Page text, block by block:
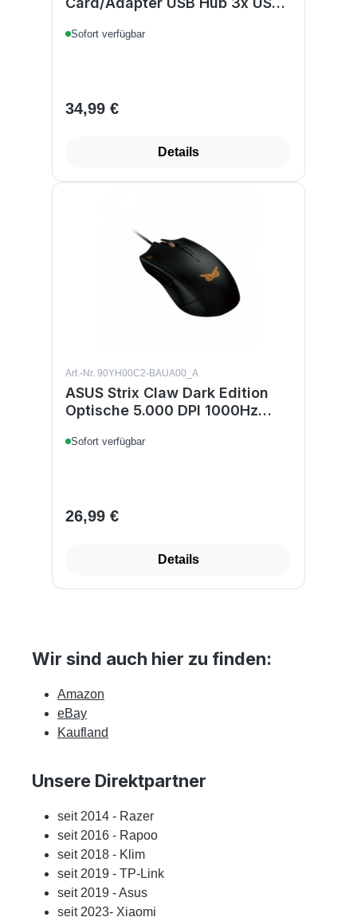
Sofort verfügbar
Regulärer Preis:
34,99 €
Details
Art.-Nr. 90YH00C2-BAUA00_A
ASUS Strix Claw Dark Edition
Optische 5.000 DPI 1000Hz
Sofort verfügbar
Regulärer Preis:
26,99 €
Details
Wir sind auch hier zu finden:
Amazon
eBay
Kaufland
Unsere Direktpartner
seit 2014 - Razer
seit 2016 - Rapoo
seit 2018 - Klim
seit 2019 - TP-Link
seit 2019 - Asus
seit 2023- Xiaomi